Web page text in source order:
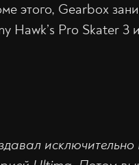
этого, Gearbox
Hawk’s Pro Skater 3